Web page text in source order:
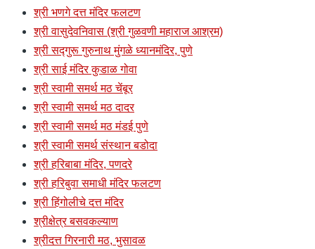
श्री भणगे दत्त मंदिर फलटण
श्री वासुदेवनिवास (श्री गुळवणी महाराज आश्रम)
श्री सद्गुरू गुरुनाथ मुंगळे ध्यानमंदिर, पुणे
श्री साई मंदिर कुडाळ गोवा
श्री स्वामी समर्थ मठ चेंबूर
श्री स्वामी समर्थ मठ दादर
श्री स्वामी समर्थ मठ मंडई पुणे
श्री स्वामी समर्थ संस्थान बडोदा
श्री हरिबाबा मंदिर, पणदरे
श्री हरिबुवा समाधी मंदिर फलटण
श्री हिंगोलीचे दत्त मंदिर
श्रीक्षेत्र बसवकल्याण
श्रीदत्त गिरनारी मठ, भुसावळ